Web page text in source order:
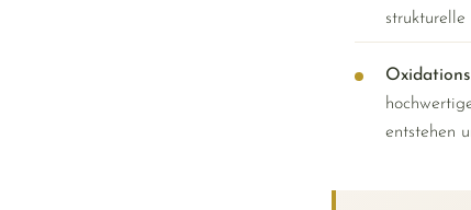
strukturelle
entstehen